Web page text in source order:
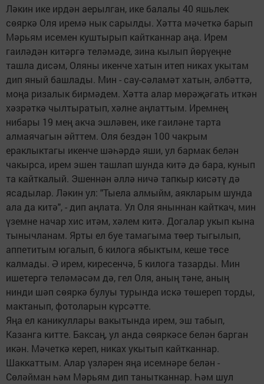
Ләкин ике ирдән аерылган, ике балалы 40 яшьлек
сөяркә Оля иремә нык сарылды. Хәтта мәчеткә барып
Мәрьям исемен куштырып кайтканнар аңа. Ирем
гаиләдән китәргә теләмәде, зина кылып йөрүеңне
ташла дисәм, Оляны икенче хатын итеп никах укытам
дип яный башлады. Мин - сау-сәламәт хатын, әлбәттә,
моңа ризалык бирмәдем. Хәтта алар мөрәҗәгать иткән
хәзрәткә чылтыратып, хәлне аңлаттым. Иремнең
нибары 19 мең акча эшләвен, ике гаиләне тарта
алмаячагын әйттем. Оля бездән 100 чакрым
ераклыктагы икенче шәһәрдә яши, ул бармак белән
чакырса, ирем эшен ташлап шунда китә дә бара, кунып
та кайткалый. Эшеннән әллә ничә тапкыр кисәтү дә
ясадылар. Ләкин ул: "Тыела алмыйм, аякларым шунда
ала да китә", - дип аңлата. Ул Оля яныннан кайткач, мин
үземне начар хис итәм, хәлем китә. Догалар укып кына
тынычланам. Ярты ел буе тамагыма төер тыгылып,
аппетитым югалып, 6 килога ябыктым, кеше төсе
калмады. Ә ирем, киресенчә, 5 килога тазарды. Мин
ишетергә теләмәсәм дә, гел Оля, аның тәне, аның
нинди шәп сөяркә булуы турында искә төшереп торды,
мактанып, фотоларын күрсәтте.
Яңа ел каникуллары вакытында ирем, эш табып,
Казанга китте. Баксаң, ул анда сөяркәсе белән барган
икән. Мәчеткә кереп, никах укытып кайтканнар.
Шаккаттым. Алар үзләрен яңа исемнәре белән -
Сөләйман һәм Мәрьям дип танытканнар. Һәм шул